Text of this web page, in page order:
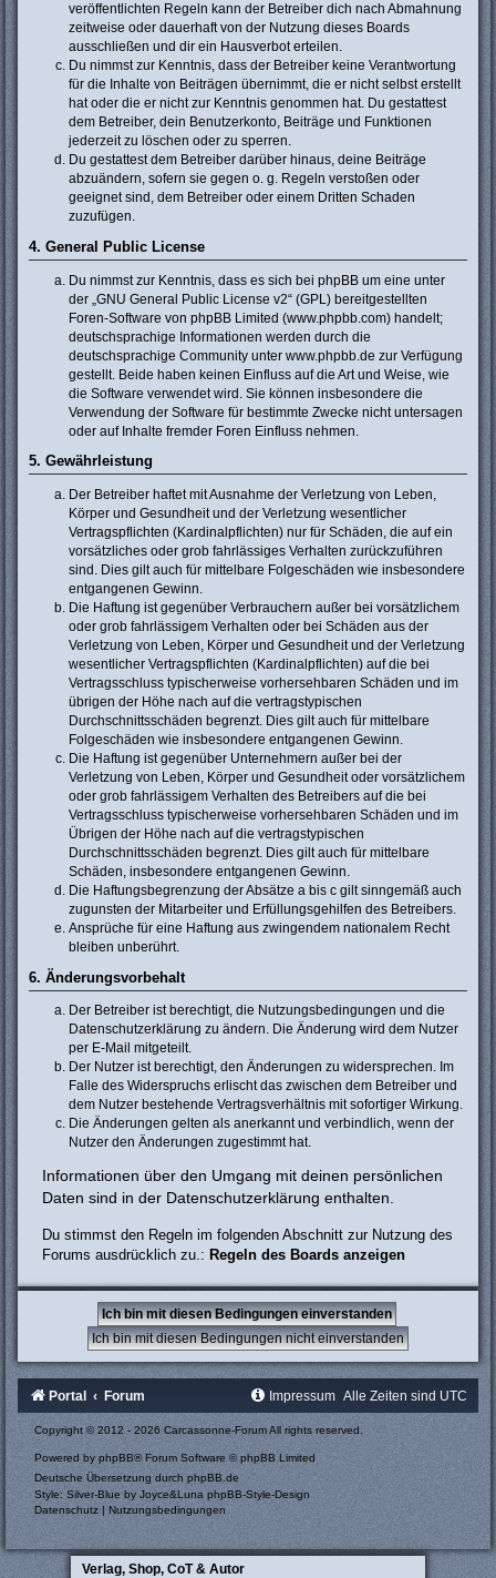
veröffentlichten Regeln kann der Betreiber dich nach Abmahnung
zeitweise oder dauerhaft von der Nutzung dieses Boards
ausschließen und dir ein Hausverbot erteilen.
Du nimmst zur Kenntnis, dass der Betreiber keine Verantwortung
für die Inhalte von Beiträgen übernimmt, die er nicht selbst erstellt
hat oder die er nicht zur Kenntnis genommen hat. Du gestattest
dem Betreiber, dein Benutzerkonto, Beiträge und Funktionen
jederzeit zu löschen oder zu sperren.
Du gestattest dem Betreiber darüber hinaus, deine Beiträge
abzuändern, sofern sie gegen o. g. Regeln verstoßen oder
geeignet sind, dem Betreiber oder einem Dritten Schaden
zuzufügen.
4. General Public License
Du nimmst zur Kenntnis, dass es sich bei phpBB um eine unter
der „ GNU General Public License v2“ (GPL) bereitgestellten
Foren-Software von phpBB Limited (www.phpbb.com) handelt;
deutschsprachige Informationen werden durch die
deutschsprachige Community unter www.phpbb.de zur Verfügung
gestellt. Beide haben keinen Einfluss auf die Art und Weise, wie
die Software verwendet wird. Sie können insbesondere die
Verwendung der Software für bestimmte Zwecke nicht untersagen
oder auf Inhalte fremder Foren Einfluss nehmen.
5. Gewährleistung
Der Betreiber haftet mit Ausnahme der Verletzung von Leben,
Körper und Gesundheit und der Verletzung wesentlicher
Vertragspflichten (Kardinalpflichten) nur für Schäden, die auf ein
vorsätzliches oder grob fahrlässiges Verhalten zurückzuführen
sind. Dies gilt auch für mittelbare Folgeschäden wie insbesondere
entgangenen Gewinn.
Die Haftung ist gegenüber Verbrauchern außer bei vorsätzlichem
oder grob fahrlässigem Verhalten oder bei Schäden aus der
Verletzung von Leben, Körper und Gesundheit und der Verletzung
wesentlicher Vertragspflichten (Kardinalpflichten) auf die bei
Vertragsschluss typischerweise vorhersehbaren Schäden und im
übrigen der Höhe nach auf die vertragstypischen
Durchschnittsschäden begrenzt. Dies gilt auch für mittelbare
Folgeschäden wie insbesondere entgangenen Gewinn.
Die Haftung ist gegenüber Unternehmern außer bei der
Verletzung von Leben, Körper und Gesundheit oder vorsätzlichem
oder grob fahrlässigem Verhalten des Betreibers auf die bei
Vertragsschluss typischerweise vorhersehbaren Schäden und im
Übrigen der Höhe nach auf die vertragstypischen
Durchschnittsschäden begrenzt. Dies gilt auch für mittelbare
Schäden, insbesondere entgangenen Gewinn.
Die Haftungsbegrenzung der Absätze a bis c gilt sinngemäß auch
zugunsten der Mitarbeiter und Erfüllungsgehilfen des Betreibers.
Ansprüche für eine Haftung aus zwingendem nationalem Recht
bleiben unberührt.
6. Änderungsvorbehalt
Der Betreiber ist berechtigt, die Nutzungsbedingungen und die
Datenschutzerklärung zu ändern. Die Änderung wird dem Nutzer
per E-Mail mitgeteilt.
Der Nutzer ist berechtigt, den Änderungen zu widersprechen. Im
Falle des Widerspruchs erlischt das zwischen dem Betreiber und
dem Nutzer bestehende Vertragsverhältnis mit sofortiger Wirkung.
Die Änderungen gelten als anerkannt und verbindlich, wenn der
Nutzer den Änderungen zugestimmt hat.
Informationen über den Umgang mit deinen persönlichen
Daten sind in der Datenschutzerklärung enthalten.
Du stimmst den Regeln im folgenden Abschnitt zur Nutzung des
Forums ausdrücklich zu.: Regeln des Boards anzeigen
Portal Forum Alle Zeiten sind UTC
Impressum
Copyright © 2012 - 2026 Carcassonne-Forum All rights reserved.
Powered byphpBB® Forum Software © phpBB Limited
Deutsche Übersetzung durch phpBB.de
Style: Silver-Blue by Joyce&LunaphpBB-Style-Design
Datenschutz |Nutzungsbedingungen
Verlag, Shop, CoT & Autor